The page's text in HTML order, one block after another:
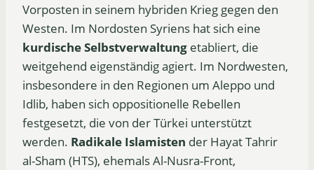
Vorposten in seinem hybriden Krieg gegen den
Westen. Im Nordosten Syriens hat sich eine
kurdische Selbstverwaltung etabliert, die
weitgehend eigenständig agiert. Im Nordwesten,
insbesondere in den Regionen um Aleppo und
Idlib, haben sich oppositionelle Rebellen
festgesetzt, die von der Türkei unterstützt
werden. Radikale Islamisten der Hayat Tahrir
al-Sham (HTS), ehemals Al-Nusra-Front,